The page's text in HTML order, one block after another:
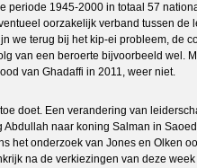
1945-2000 in totaal 57
oorzakelijk verband
we terug bij het kip-ei probleem,
van een beroerte bijvoorbeeld
van Ghadaffi in 2011, weer niet.
doet. Een verandering van
naar koning Salman in
onderzoek van Jones en
na de verkiezingen van deze week